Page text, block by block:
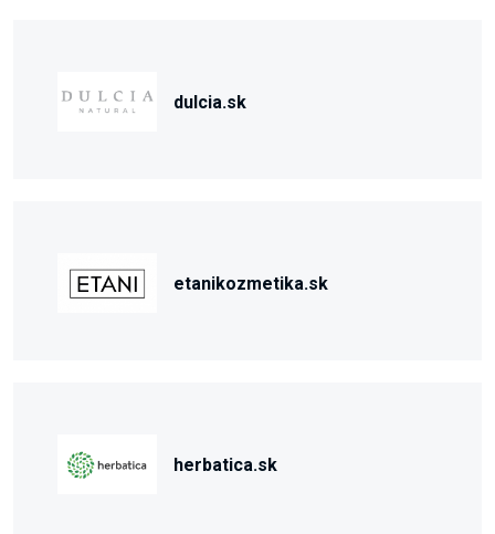
dulcia.sk
etanikozmetika.sk
herbatica.sk